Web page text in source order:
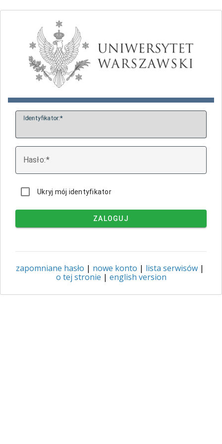
Identyfikator:
Hasło:
Ukryj mój identyfikator
ZALOGUJ
zapomniane hasło | nowe konto | lista serwisów |
o tej stronie | english version